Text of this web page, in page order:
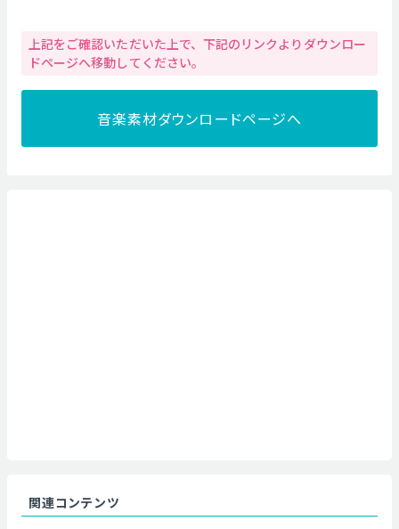
上記をご確認いただいた上で、下記のリンクよりダウンロー
ドページへ移動してください。
音楽素材ダウンロードページへ
関連コンテンツ